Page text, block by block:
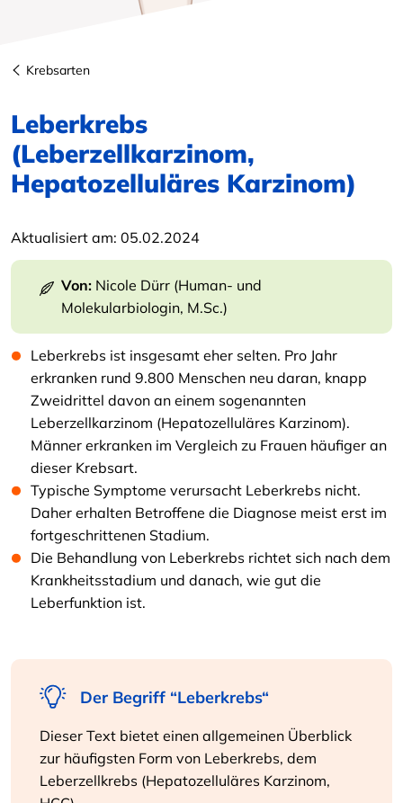
Krebsarten
Leberkrebs
(Leberzellkarzinom,
Hepatozelluläres Karzinom)
Aktualisiert am: 05.02.2024
Von: Nicole Dürr (Human- und
Molekularbiologin, M.Sc.)
Leberkrebs ist insgesamt eher selten. Pro Jahr
erkranken rund 9.800 Menschen neu daran, knapp
Zweidrittel davon an einem sogenannten
Leberzellkarzinom (Hepatozelluläres Karzinom).
Männer erkranken im Vergleich zu Frauen häufiger an
dieser Krebsart.
Typische Symptome verursacht Leberkrebs nicht.
Daher erhalten Betroffene die Diagnose meist erst im
fortgeschrittenen Stadium.
Die Behandlung von Leberkrebs richtet sich nach dem
Krankheitsstadium und danach, wie gut die
Leberfunktion ist.
Der Begriff “Leberkrebs“
Dieser Text bietet einen allgemeinen Überblick
zur häufigsten Form von Leberkrebs, dem
Leberzellkrebs (Hepatozelluläres Karzinom,